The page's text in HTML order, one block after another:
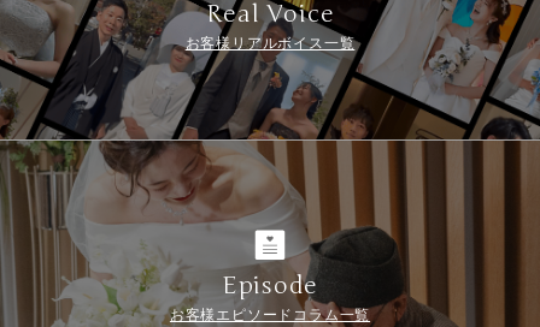
Real Voice
お客様リアルボイス一覧
Episode
お客様エピソードコラム一覧